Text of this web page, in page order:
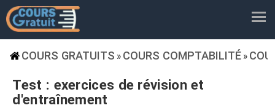
COURS GRATUITS » COURS COMPTABILITÉ »
Test : exercices de révision et
d'entraînement